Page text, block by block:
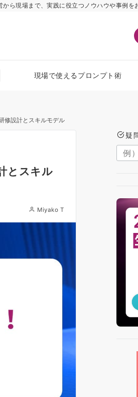
ら現場まで、実践に役立つノウハウや事例を
現場で使えるプロンプト術
修設計とスキルモデル
とスキル
Miyako T
疑